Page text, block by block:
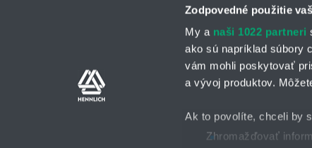
Zodpovedné použitie
My a naši 1022 partneri
ako sú napríklad súbory
vám mohli poskytovať
a vývoj produktov.
Ak to povolíte, chceli by
Zhromažďovať